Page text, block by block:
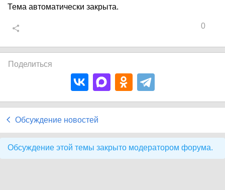
Тема автоматически закрыта.
0
Поделиться
Обсуждение новостей
Обсуждение этой темы закрыто модератором форума.